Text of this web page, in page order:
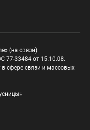
(на связи).
77-33484 от 15.10.08.
сфере связи и массовых